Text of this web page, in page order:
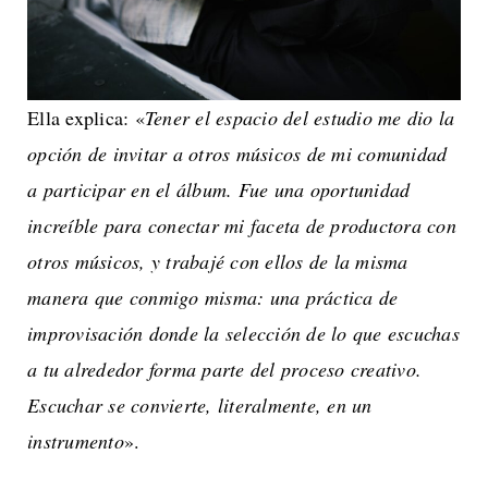
Ella explica: «Tener el espacio del estudio me dio la
opción de invitar a otros músicos de mi comunidad
a participar en el álbum. Fue una oportunidad
increíble para conectar mi faceta de productora con
otros músicos, y trabajé con ellos de la misma
manera que conmigo misma: una práctica de
improvisación donde la selección de lo que escuchas
a tu alrededor forma parte del proceso creativo.
Escuchar se convierte, literalmente, en un
instrumento».